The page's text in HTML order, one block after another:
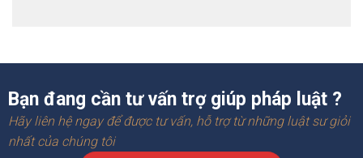
Bạn đang cần tư vấn trợ giúp pháp luật ?
Hãy liên hệ ngay để được tư vấn, hỗ trợ từ những luật sư giỏi
nhất của chúng tôi